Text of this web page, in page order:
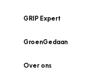
GRIP Expert
GroenGedaan
Over ons